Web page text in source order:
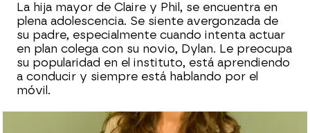
La hija mayor de Claire y Phil, se encuentra en
plena adolescencia. Se siente avergonzada de
su padre, especialmente cuando intenta actuar
en plan colega con su novio, Dylan. Le preocupa
su popularidad en el instituto, está aprendiendo
a conducir y siempre está hablando por el
móvil.